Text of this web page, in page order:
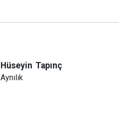
Hüseyin Tapınç
Aynılık